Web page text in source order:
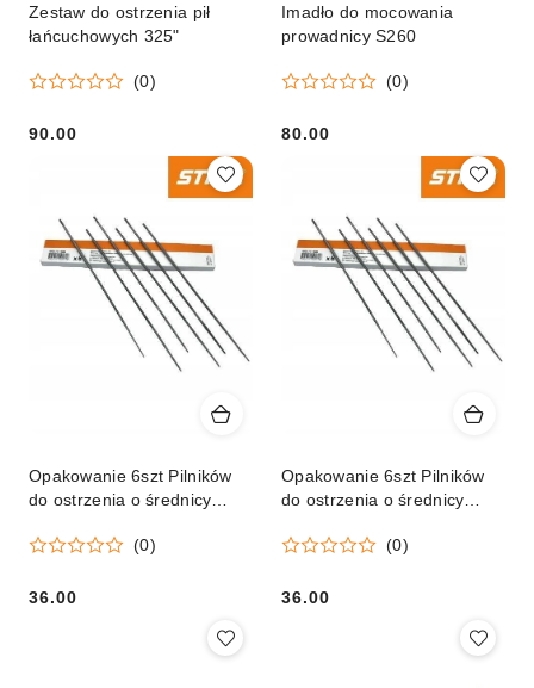
Zestaw do ostrzenia pił
łańcuchowych 325"
(0)
Cena:
90.00
Imadło do mocowania
prowadnicy S260
(0)
Cena:
80.00
Opakowanie 6szt Pilników
do ostrzenia o średnicy
(0)
36.00
Opakowanie 6szt Pilników
do ostrzenia o średnicy
(0)
36.00